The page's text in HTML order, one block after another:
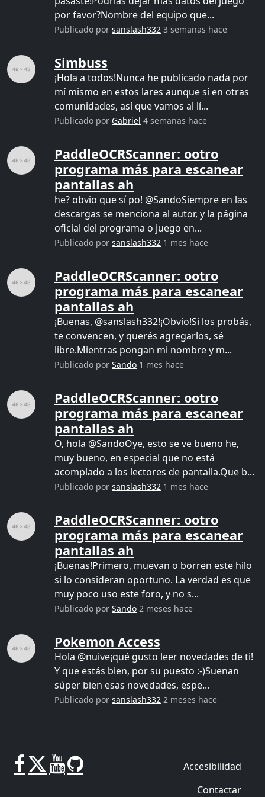
por favor?Nombre del equipo que...
Publicado por sanslash332 3 semanas hace
Simbuss
¡Hola a todos!Nunca he publicado nada por
mí mismo en estos lares aunque sí en otras
comunidades, así que vamos al lí...
Publicado por Gabriel 4 semanas hace
PaddleOCRScanner: ootro
programa más para escanear
pantallas ah
he? obvio que sí po! @SandoSiempre en las
descargas se menciona al autor, y la página
oficial del programa o juego en...
Publicado por sanslash332 1 mes hace
PaddleOCRScanner: ootro
programa más para escanear
pantallas ah
¡Buenas, @sanslash332!¡Obvio!Si los probás,
te convencen, y querés agregarlos, sé
libre.Mientras pongan mi nombre y m...
Publicado por Sando 1 mes hace
PaddleOCRScanner: ootro
programa más para escanear
pantallas ah
O, hola @SandoOye, esto se ve bueno he,
muy bueno, en especial que no está
acomplado a los lectores de pantalla.Que b...
Publicado por sanslash332 1 mes hace
PaddleOCRScanner: ootro
programa más para escanear
pantallas ah
¡Buenas!Primero, muevan o borren este hilo
si lo consideran oportuno. La verdad es que
muy poco uso este foro, y no s...
Publicado por Sando 2 meses hace
Pokemon Access
Hola @nuive¡qué gusto leer novedades de ti!
Y que estás bien, por su puesto :-)Suenan
súper bien esas novedades, espe...
Publicado por sanslash332 2 meses hace
Accesibilidad
Contactar